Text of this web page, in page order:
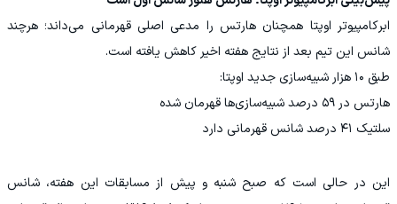
ابرکامپیوتر اوپتا همچنان هارتس را مدعی اصلی قهرمانی می‌داند؛ هرچند
شانس این تیم بعد از نتایج هفته اخیر کاهش یافته است.
طبق ۱۰ هزار شبیه‌سازی جدید اوپتا:
هارتس در ۵۹ درصد شبیه‌سازی‌ها قهرمان شده
سلتیک ۴۱ درصد شانس قهرمانی دارد
این در حالی است که صبح شنبه و پیش از مسابقات این هفته، شانس